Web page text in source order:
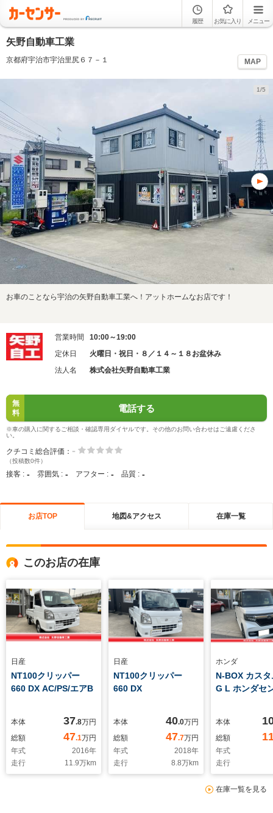
履歴 お気に入り メニュー
矢野自動車工業
京都府宇治市宇治里尻６７－１ MAP
1/5
お車のことなら宇治の矢野自動車工業へ！アットホームなお店です！
営業時間
10:00～19:00
定休日
火曜日・祝日・８／１４～１８お盆休み
法人名
株式会社矢野自動車工業
無
料
電話する
※車の購入に関するご相談・確認専用ダイヤルです。その他のお問い合わせはご遠慮くださ
い。
クチコミ総合評価： -
（投稿数0件）
接客 : - 雰囲気 : - アフター : - 品質 : -
お店TOP 地図&アクセス 在庫一覧
このお店の在庫
日産
NT100クリッパー
660 DX AC/PS/エアB
本体 37.8万円
総額
47.1万円
年式
2016年
走行
11.9万km
日産
NT100クリッパー
660 DX
本体 40.0万円
総額
47.7万円
年式
2018年
走行
8.8万km
ホンダ
N-BOX カス
G L ホンダセ
本体
総額
年式
走行
在庫一覧を見る